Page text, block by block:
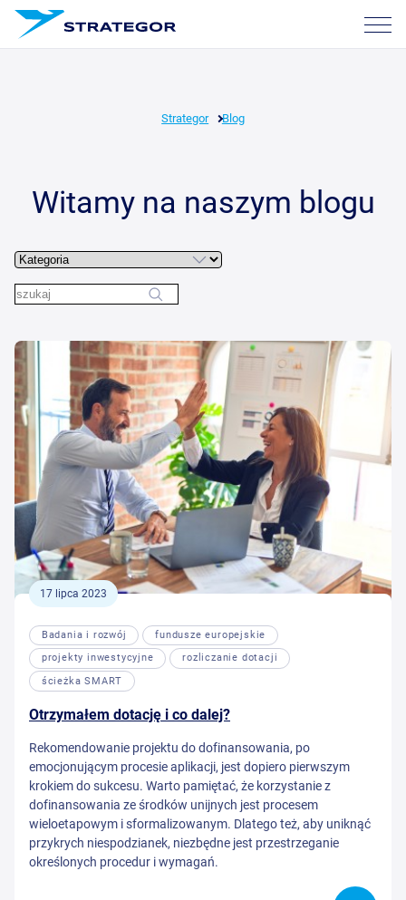
Nasze sukcesy
Skontaktuj się
Strategor Blog
Witamy na naszym blogu
17 lipca 2023
Badania i rozwój
fundusze europejskie
projekty inwestycyjne
rozliczanie dotacji
ścieżka SMART
Otrzymałem dotację i co dalej?
Rekomendowanie projektu do dofinansowania, po
emocjonującym procesie aplikacji, jest dopiero pierwszym
krokiem do sukcesu. Warto pamiętać, że korzystanie z
dofinansowania ze środków unijnych jest procesem
wieloetapowym i sformalizowanym. Dlatego też, aby uniknąć
przykrych niespodzianek, niezbędne jest przestrzeganie
określonych procedur i wymagań.